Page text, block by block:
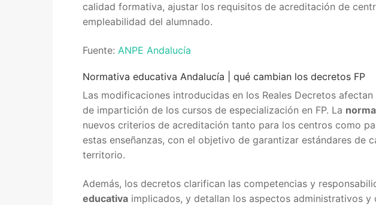
Adián Málaga
Portal AVERROES
calidad formativa, ajustar los requisitos de acreditación de
empleabilidad del alumnado.
Fuente: ANPE Andalucía
Normativa educativa Andalucía | qué cambian los decretos FP
Las modificaciones introducidas en los Reales Decretos
de impartición de los cursos de especialización en FP. La
nuevos criterios de acreditación tanto para los centros como
estas enseñanzas, con el objetivo de garantizar estándares de
territorio.
Además, los decretos clarifican las competencias y
educativa implicados, y detallan los aspectos administrativos y